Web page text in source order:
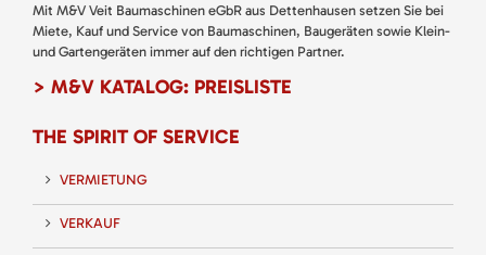
Mit M&V Veit Baumaschinen eGbR aus Dettenhausen setzen Sie bei
Miete, Kauf und Service von Baumaschinen, Baugeräten sowie Klein-
und Gartengeräten immer auf den richtigen Partner.
> M&V KATALOG: PREISLISTE
THE SPIRIT OF SERVICE
VERMIETUNG
VERKAUF